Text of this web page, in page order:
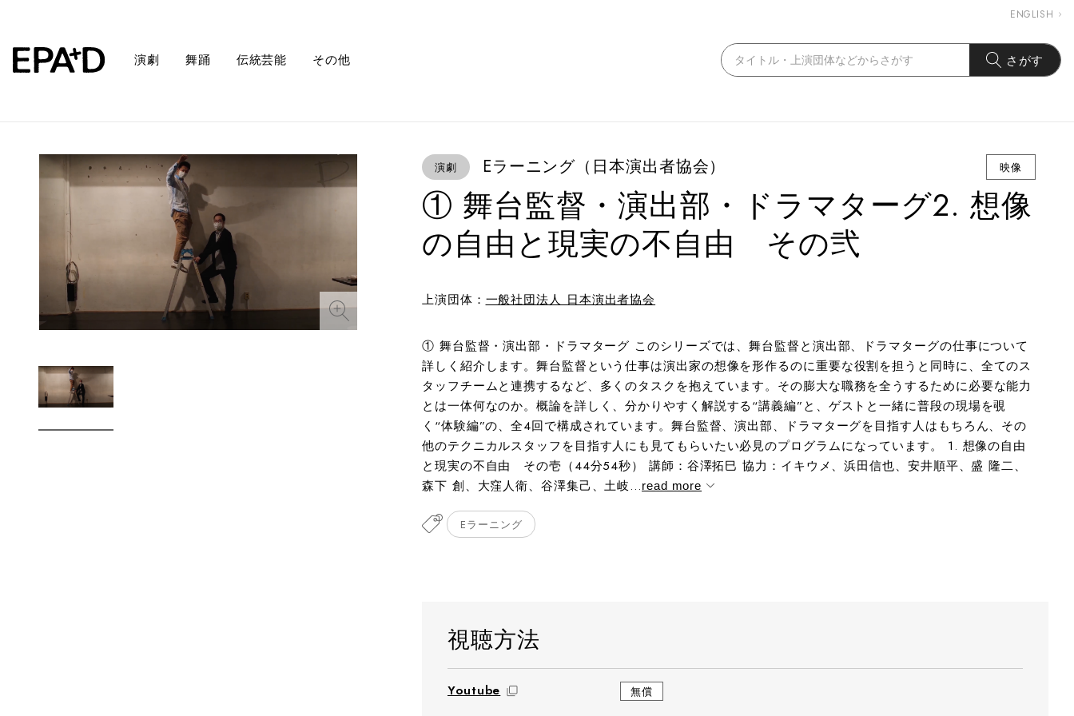
ENGLISH
演劇 舞踊 伝統芸能 その他 さがす
演劇 Eラーニング（日本演出者協会） 映像
① 舞台監督・演出部・ドラマターグ2. 想像
の自由と現実の不自由 その弐
上演団体： 一般社団法人 日本演出者協会
① 舞台監督・演出部・ドラマターグ このシリーズでは、舞台監督と演出部、ドラマターグの仕事について
詳しく紹介します。舞台監督という仕事は演出家の想像を形作るのに重要な役割を担うと同時に、全てのス
タッフチームと連携するなど、多くのタスクを抱えています。その膨大な職務を全うするために必要な能力
とは一体何なのか。概論を詳しく、分かりやすく解説する“講義編”と、ゲストと一緒に普段の現場を覗
く“体験編”の、全4回で構成されています。舞台監督、演出部、ドラマターグを目指す人はもちろん、その
他のテクニカルスタッフを目指す人にも見てもらいたい必見のプログラムになっています。 1. 想像の自由
と現実の不自由 その壱（44分54秒） 講師：谷澤拓巳 協力：イキウメ、浜田信也、安井順平、盛 隆二、
森下 創、大窪人衛、谷澤集己、土岐...read more
Eラーニング
視聴方法
Youtube 無償